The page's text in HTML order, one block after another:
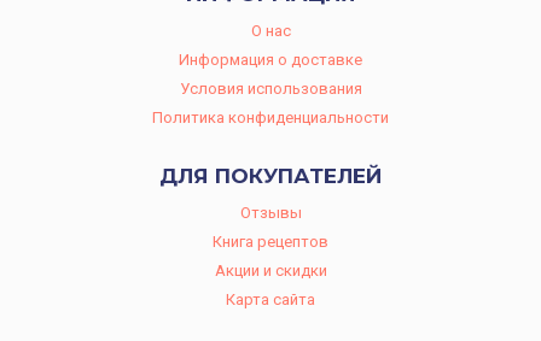
O нас
Информация о доставке
Условия использования
Политика конфиденциальности
ДЛЯ ПОКУПАТЕЛЕЙ
Отзывы
Книга рецептов
Акции и скидки
Карта сайта